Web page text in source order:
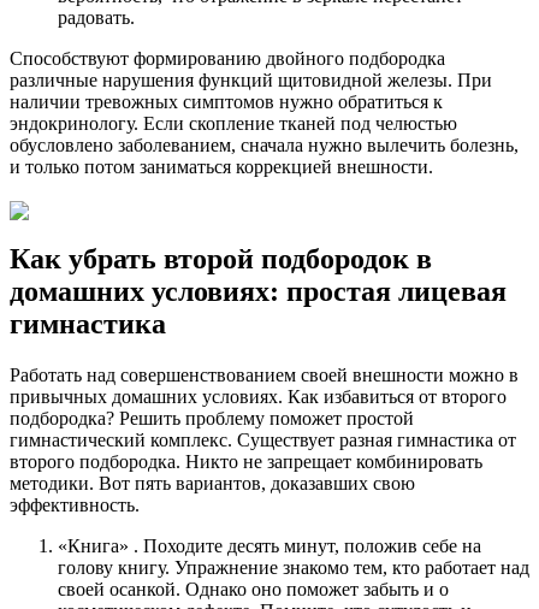
радовать.
Способствуют формированию двойного подбородка
различные нарушения функций щитовидной железы. При
наличии тревожных симптомов нужно обратиться к
эндокринологу. Если скопление тканей под челюстью
обусловлено заболеванием, сначала нужно вылечить болезнь,
и только потом заниматься коррекцией внешности.
Как убрать второй подбородок в
домашних условиях: простая лицевая
гимнастика
Работать над совершенствованием своей внешности можно в
привычных домашних условиях. Как избавиться от второго
подбородка? Решить проблему поможет простой
гимнастический комплекс. Существует разная гимнастика от
второго подбородка. Никто не запрещает комбинировать
методики. Вот пять вариантов, доказавших свою
эффективность.
«Книга» . Походите десять минут, положив себе на
голову книгу. Упражнение знакомо тем, кто работает над
своей осанкой. Однако оно поможет забыть и о